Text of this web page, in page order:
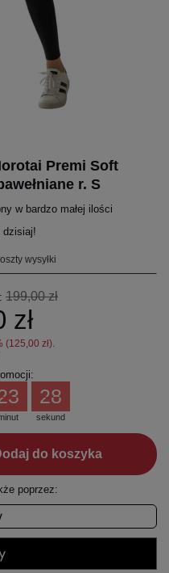
Premi Soft
r. S
w bardzo małej ilości
dzisiaj!
wysyłki
199,00 zł
zł
(125,00 zł).
sekund
27
do koszyka
poprzez: